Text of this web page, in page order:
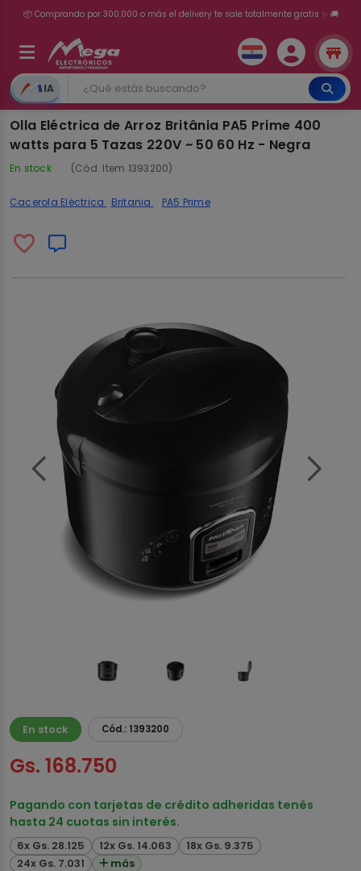
💳 ¡HASTA 24 CUOTAS SIN INTERÉS con tarjetas adheridas!
IA
Olla Eléctrica de Arroz Britânia PA5 Prime 400
watts para 5 Tazas 220V ~ 50 60 Hz - Negra
En stock (Cód. Item 1393200)
Cacerola Eléctrica Britania PA5 Prime
En stock Cód.: 1393200
Gs. 168.750
Pagando con tarjetas de crédito adheridas tenés
hasta 24 cuotas sin interés.
6x Gs. 28.125 12x Gs. 14.063
18x Gs. 9.375
24x Gs. 7.031
más